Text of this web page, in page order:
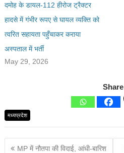
दमोह के डायल-112 हीरोज ट्रैक्टर
हादसे में गंभीर रूपए से घायल व्यक्ति को
त्वरित सहायता पहुँचाकर कराया
अस्पताल में भर्ती
May 29, 2026
Share
मध्यप्रदेश
MP में नौतपा की विदाई, आंधी-बारिश